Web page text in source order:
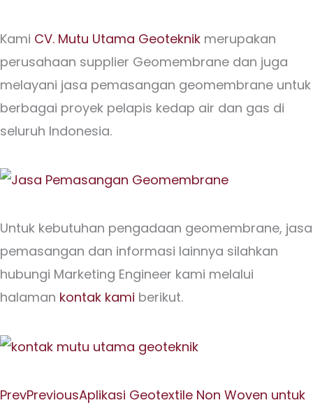
Kami CV. Mutu Utama Geoteknik merupakan
perusahaan supplier Geomembrane dan juga
melayani jasa pemasangan geomembrane untuk
berbagai proyek pelapis kedap air dan gas di
seluruh Indonesia.
Untuk kebutuhan pengadaan geomembrane, jasa
pemasangan dan informasi lainnya silahkan
hubungi Marketing Engineer kami melalui
halaman kontak kami berikut.
PrevPreviousAplikasi Geotextile Non Woven untuk